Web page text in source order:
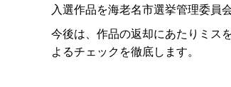
入選作品を海老名市選挙管理委員
今後は、作品の返却にあたりミス
よるチェックを徹底します。